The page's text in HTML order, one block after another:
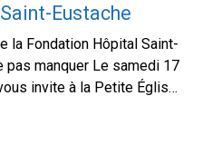
Eustache
la Fondation Hôpital Saint-
pas manquer Le samedi 17
invite à la Petite Église
Eustache! En participant,
énergique tout en